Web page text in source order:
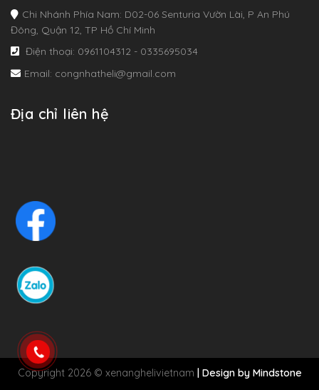
Chi Nhánh Phía Nam: D02-06 Senturia Vườn Lài, P An Phú
Đông, Quận 12, TP Hồ Chí Minh
Điện thoại: 0961104312 - 0335695034
Email: congnhatheli@gmail.com
Địa chỉ liên hệ
Copyright 2026 © xenanghelivietnam | Design by Mindstone